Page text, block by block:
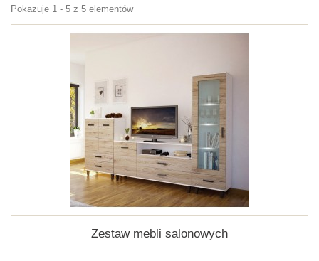
Pokazuje 1 - 5 z 5 elementów
Zestaw mebli salonowych